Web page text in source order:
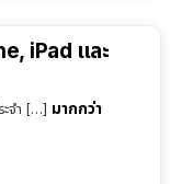
iPad และ
ะจำ […] มากกว่า